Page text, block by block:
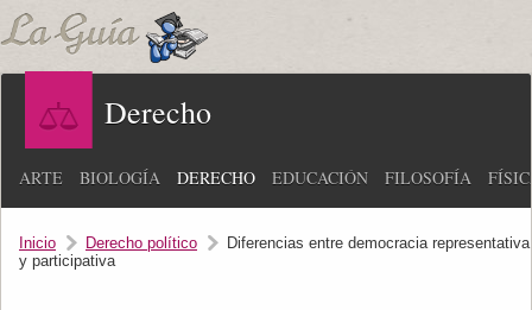
Derecho
ARTE BIOLOGÍA DERECHO EDUCACIÓN FILOSOFÍA
Inicio Derecho político
Diferencias entre democracia representativa
y participativa